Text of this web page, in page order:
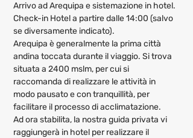
Arrivo ad Arequipa e sistemazione in hotel.
Check-in Hotel a partire dalle 14:00 (salvo
se diversamente indicato).
Arequipa è generalmente la prima città
andina toccata durante il viaggio. Si trova
situata a 2400 mslm, per cui si
raccomanda di realizzare le attività in
modo pausato e con tranquillità, per
facilitare il processo di acclimatazione.
Ad ora stabilita, la nostra guida privata vi
raggiungerà in hotel per realizzare il